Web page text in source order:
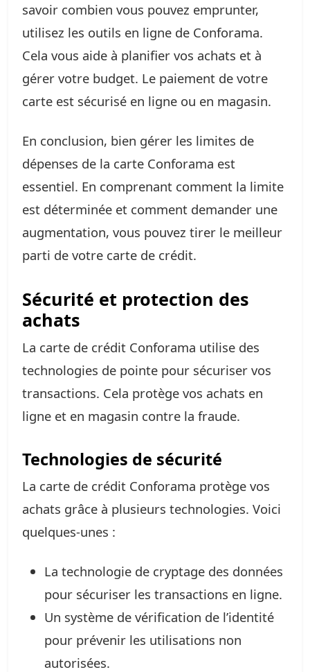
savoir combien vous pouvez emprunter,
utilisez les outils en ligne de Conforama.
Cela vous aide à planifier vos achats et à
gérer votre budget. Le paiement de votre
carte est sécurisé en ligne ou en magasin.
En conclusion, bien gérer les limites de
dépenses de la carte Conforama est
essentiel. En comprenant comment la limite
est déterminée et comment demander une
augmentation, vous pouvez tirer le meilleur
parti de votre carte de crédit.
Sécurité et protection des
achats
La carte de crédit Conforama utilise des
technologies de pointe pour sécuriser vos
transactions. Cela protège vos achats en
ligne et en magasin contre la fraude.
Technologies de sécurité
La carte de crédit Conforama protège vos
achats grâce à plusieurs technologies. Voici
quelques-unes :
La technologie de cryptage des données
pour sécuriser les transactions en ligne.
Un système de vérification de l’identité
pour prévenir les utilisations non
autorisées.